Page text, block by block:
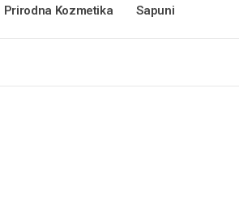
Prirodna Kozmetika Sapuni